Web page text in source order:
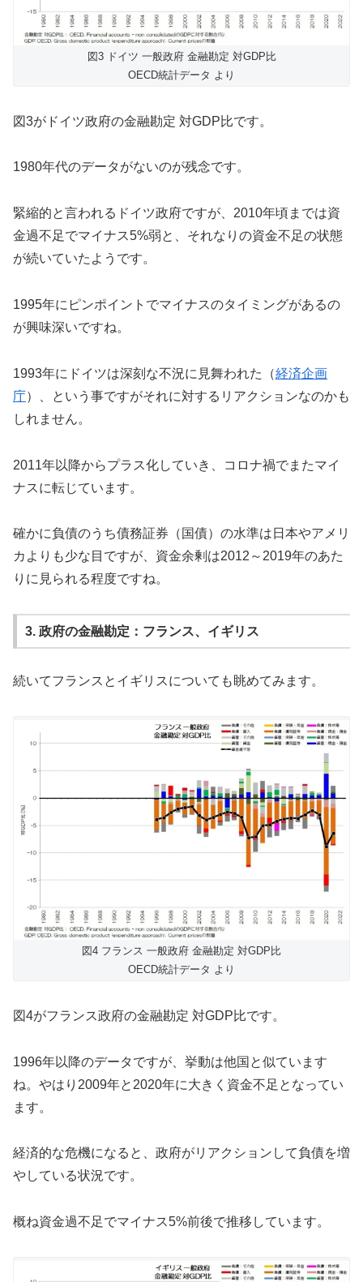
図3 ドイツ 一般政府 金融勘定 対GDP比
OECD統計データ より
図3がドイツ政府の金融勘定 対GDP比です。
1980年代のデータがないのが残念です。
緊縮的と言われるドイツ政府ですが、2010年頃までは資
金過不足でマイナス5%弱と、それなりの資金不足の状態
が続いていたようです。
1995年にピンポイントでマイナスのタイミングがあるの
が興味深いですね。
1993年にドイツは深刻な不況に見舞われた（経済企画
庁）、という事ですがそれに対するリアクションなのかも
しれません。
2011年以降からプラス化していき、コロナ禍でまたマイ
ナスに転じています。
確かに負債のうち債務証券（国債）の水準は日本やアメリ
カよりも少な目ですが、資金余剰は2012～2019年のあた
りに見られる程度ですね。
3. 政府の金融勘定：フランス、イギリス
続いてフランスとイギリスについても眺めてみます。
図4 フランス 一般政府 金融勘定 対GDP比
OECD統計データ より
図4がフランス政府の金融勘定 対GDP比です。
1996年以降のデータですが、挙動は他国と似ています
ね。やはり2009年と2020年に大きく資金不足となってい
ます。
経済的な危機になると、政府がリアクションして負債を増
やしている状況です。
概ね資金過不足でマイナス5%前後で推移しています。